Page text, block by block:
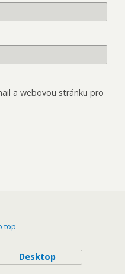
a webovou stránku pro
top
Desktop